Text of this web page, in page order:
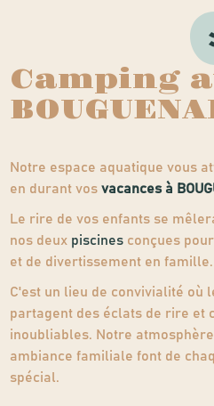
Camping
Notre espace aquatique vous
en durant vosvacances à
Le rire de vos enfants se
nos deux piscines conçues
et de divertissement en famille.
C'est un lieu de convivialité où
partagent des éclats de rire et
inoubliables. Notre
ambiance familiale font de
spécial.